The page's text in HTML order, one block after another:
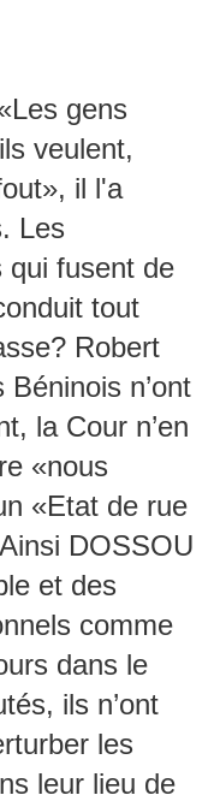
gens
veulent,
il l'a
Les
qui fusent de
tout
Robert
n’ont
la Cour n’en
«nous
«Etat de rue
DOSSOU
et des
comme
dans le
ils n’ont
les
leur lieu de